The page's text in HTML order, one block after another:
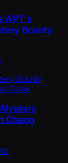
APT's
Bounty
Chang